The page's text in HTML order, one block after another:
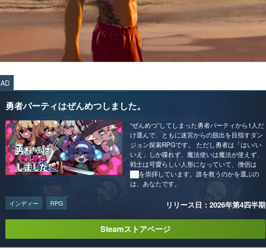
AD
勇者パーティはぜんめつしました。
“ぜんめつ”してしまった勇者パーティから1人だ
け選んで、ともに迷宮からの脱出を目指すダン
ジョン探索RPGです。 ただし勇者は「はい/い
いえ」しか喋れず、魔法使いは魔法が使えず、
戦士は可愛らしい人形になっていて、僧侶は
██を崇拝しています。誰を救うのかを選ぶの
は、あなたです。
インディー RPG リリース日：2026年第4四半期
Steamストアページ